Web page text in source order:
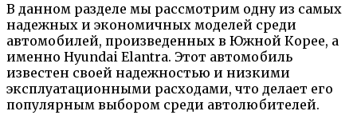
В данном разделе мы рассмотрим одну из самых
надежных и экономичных моделей среди
автомобилей, произведенных в Южной Корее, а
именно Hyundai Elantra. Этот автомобиль
известен своей надежностью и низкими
эксплуатационными расходами, что делает его
популярным выбором среди автолюбителей.